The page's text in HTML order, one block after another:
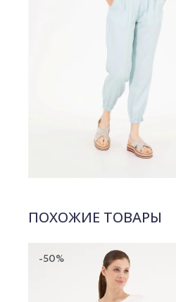
ПОХОЖИЕ ТОВАРЫ
-50%